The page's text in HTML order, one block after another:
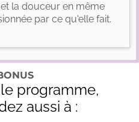
la douceur en même
par ce qu'elle fait.
programme,
aussi à :